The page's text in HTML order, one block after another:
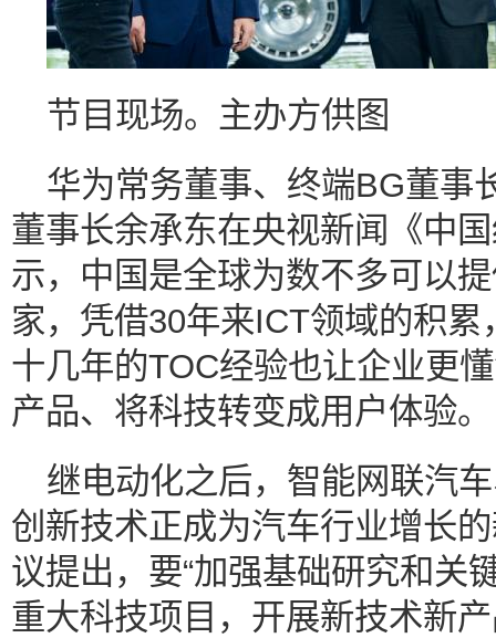
节目现场。主办方供图
华为常务董事、终端BG董事
董事长余承东在央视新闻《中
示，中国是全球为数不多可以
家，凭借30年来ICT领域的积
十几年的TOC经验也让企业更
产品、将科技转变成用户体验。
继电动化之后，智能网联汽
创新技术正成为汽车行业增长
议提出，要“加强基础研究和关
重大科技项目，开展新技术新